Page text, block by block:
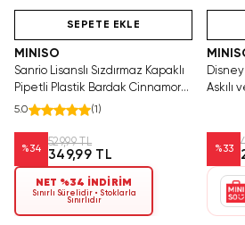
SEPETE EKLE
MINISO
Sanrio Lisanslı Sızdırmaz Kapaklı
Pipetli Plastik Bardak Cinnamoroll
535 ml
5.0 (1 )
%34
529,99 TL
349,99 TL
NET %34 İNDİRİM
Sınırlı Sürelidir • Stoklarla
Sınırlıdır
Askılı
%33